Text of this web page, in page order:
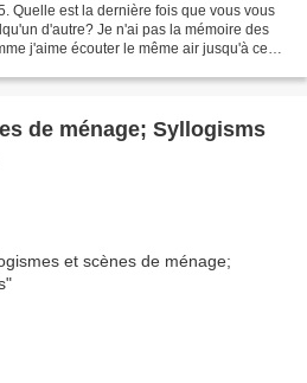
Quelle est la dernière fois que vous vous
d'autre? Je n'ai pas la mémoire des
j'aime écouter le même air jusqu'à ce
de ménage; Syllogisms